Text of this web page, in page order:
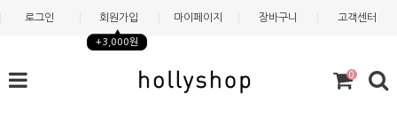
로그인 회원가입
+3,000원
마이페이지 장바구니 고객센터
0